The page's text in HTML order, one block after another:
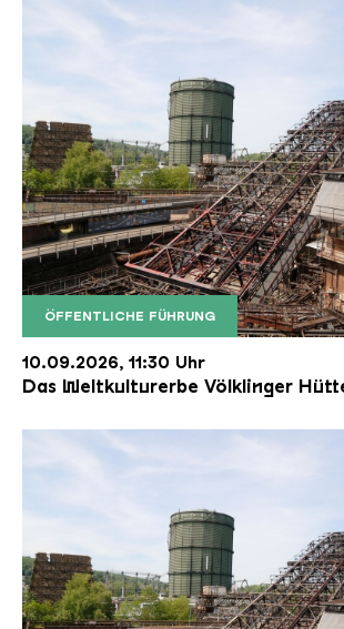
ÖFFENTLICHE FÜHRUNG
Der Erzschrägaufzug der
Copyright: Weltkulturerbe
10.09.2026, 11:30 Uhr
Das Weltkulturerbe Völklinger